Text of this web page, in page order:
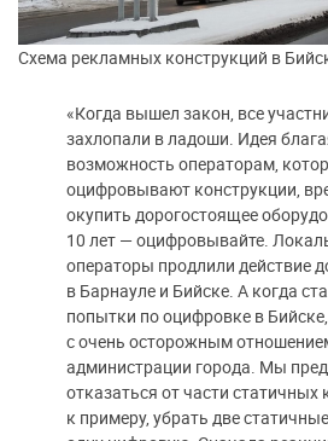
Схема рекламных конструкций в
«Когда вышел закон, все
захлопали в ладоши. Идея
возможность операторам,
оцифровывают конструкции,
окупить дорогостоящее
10 лет — оцифровывайте.
операторы продлили действие
в Барнауле и Бийске. А когда
попытки по оцифровке в
с очень осторожным
администрации города. Мы
отказаться от части статичных
к примеру, убрать две